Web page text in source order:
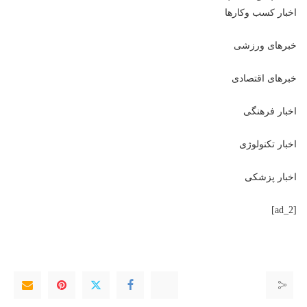
اخبار کسب وکارها
خبرهای ورزشی
خبرهای اقتصادی
اخبار فرهنگی
اخبار تکنولوژی
اخبار پزشکی
[ad_2]